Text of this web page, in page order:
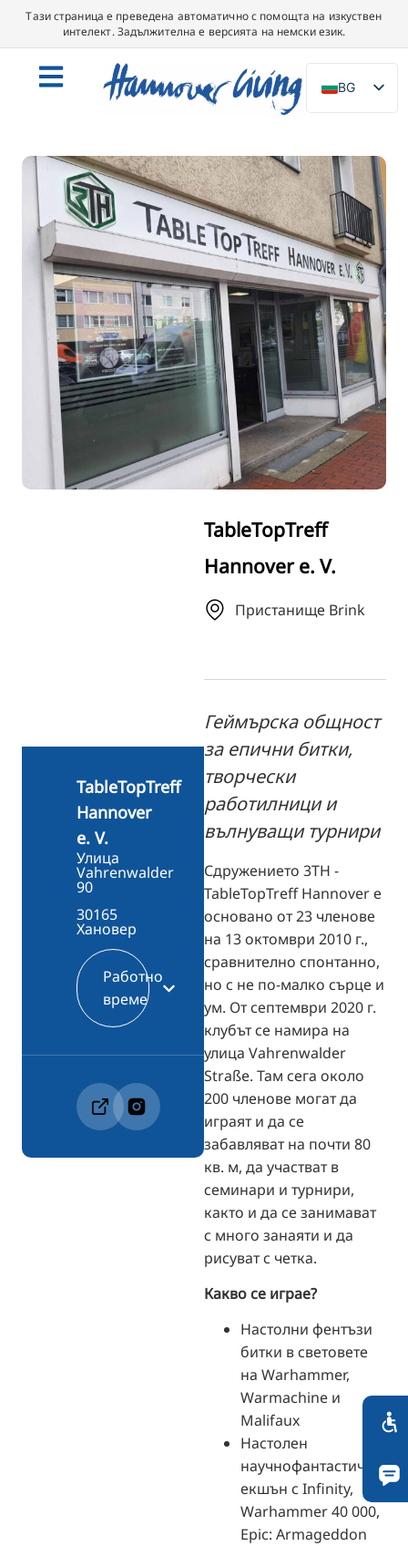
Тази страница е преведена автоматично с помощта на изкуствен
интелект. Задължителна е версията на немски език.
BG
DE
NL
PL
ES
IT
DA
SV
FR
PT
TR
RU
FI
TableTopTreff
Hannover e. V.
Пристанище Brink
Геймърска общност
за епични битки,
творчески
работилници и
вълнуващи турнири
Сдружението 3TH -
TableTopTreff Hannover е
основано от 23 членове
на 13 октомври 2010 г.,
сравнително спонтанно,
но с не по-малко сърце и
ум. От септември 2020 г.
клубът се намира на
улица Vahrenwalder
Straße. Там сега около
200 членове могат да
играят и да се
забавляват на почти 80
кв. м, да участват в
семинари и турнири,
както и да се занимават
с много занаяти и да
рисуват с четка.
Какво се играе?
Настолни фентъзи
битки в световете
на Warhammer,
Warmachine и
Malifaux
Настолен
научнофантастичен
екшън с Infinity,
Warhammer 40 000,
Epic: Armageddon
TableTopTreff
Hannover
e. V.
Улица
Vahrenwalder
90
30165
Хановер
Работно
време